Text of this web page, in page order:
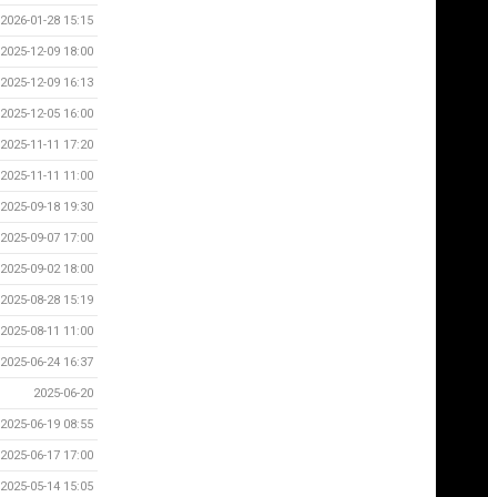
2026-01-28 15:15
2025-12-09 18:00
2025-12-09 16:13
2025-12-05 16:00
2025-11-11 17:20
2025-11-11 11:00
2025-09-18 19:30
2025-09-07 17:00
2025-09-02 18:00
2025-08-28 15:19
2025-08-11 11:00
2025-06-24 16:37
2025-06-20
2025-06-19 08:55
2025-06-17 17:00
2025-05-14 15:05